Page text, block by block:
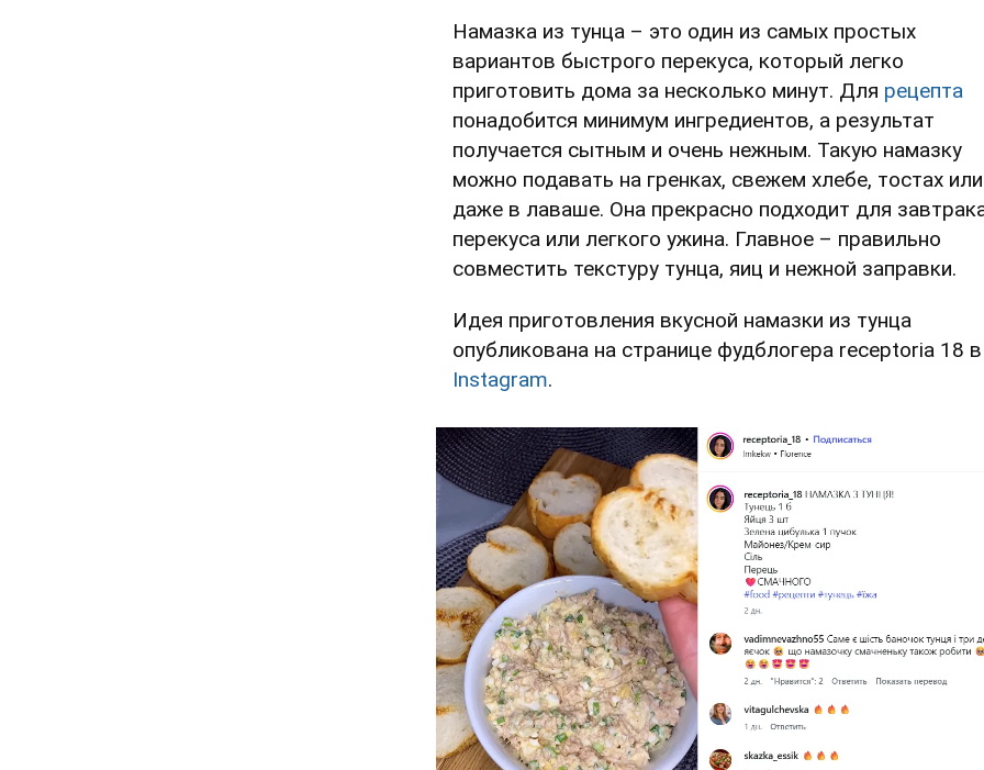
Намазка из тунца – это один из самых простых
вариантов быстрого перекуса, который легко
приготовить дома за несколько минут. Для рецепта
понадобится минимум ингредиентов, а результат
получается сытным и очень нежным. Такую намазку
можно подавать на гренках, свежем хлебе, тостах или
даже в лаваше. Она прекрасно подходит для
перекуса или легкого ужина. Главное – правильно
совместить текстуру тунца, яиц и нежной заправки.
Идея приготовления вкусной намазки из тунца
опубликована на странице фудблогера receptoria 18 в
Instagram.